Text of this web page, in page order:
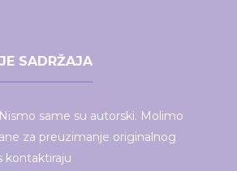
SADRŽAJA
same su autorski. Molimo
za preuzimanje originalnog
kontaktiraju